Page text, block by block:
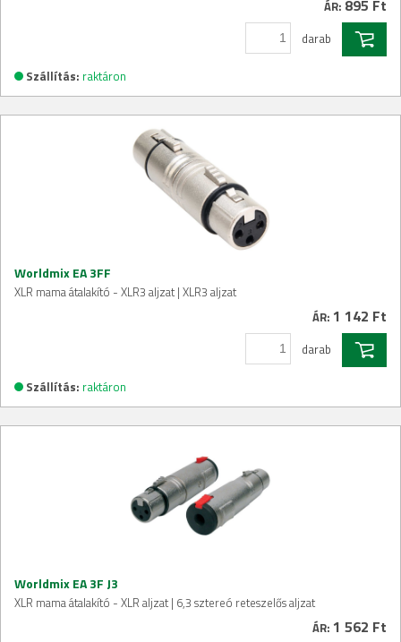
ÁR: 895 Ft
darab
Szállítás: raktáron
Worldmix EA 3FF
XLR mama átalakító - XLR3 aljzat | XLR3 aljzat
ÁR: 1 142 Ft
darab
Szállítás: raktáron
Worldmix EA 3F J3
XLR mama átalakító - XLR aljzat | 6,3 sztereó reteszelős aljzat
ÁR: 1 562 Ft